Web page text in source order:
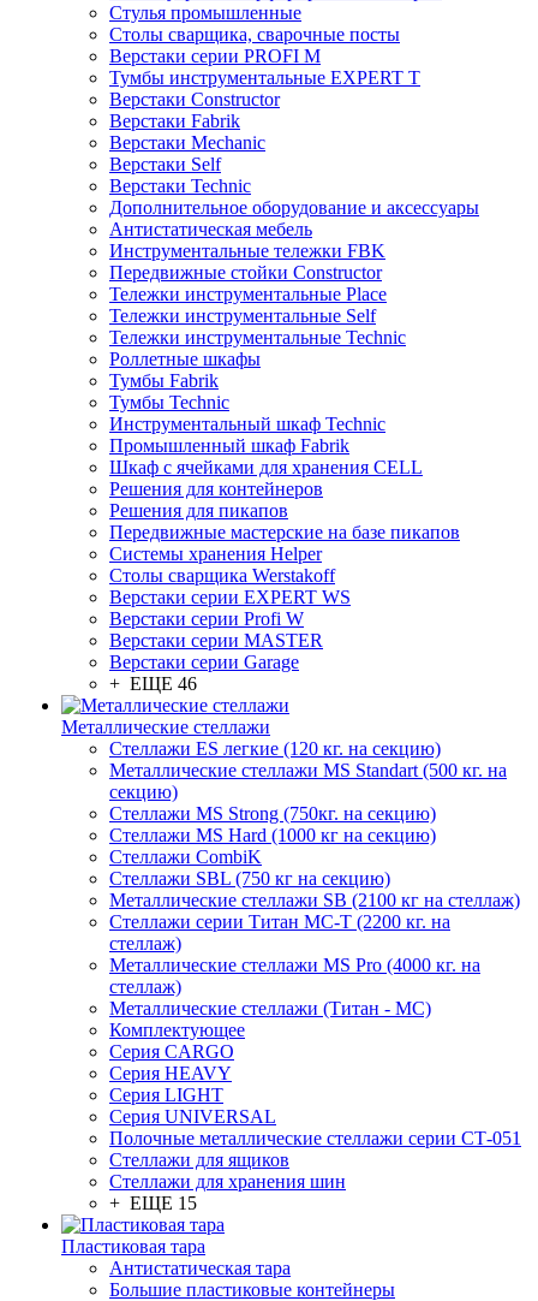
Стулья промышленные
Столы сварщика, сварочные посты
Верстаки серии PROFI M
Тумбы инструментальные EXPERT T
Верстаки Constructor
Верстаки Fabrik
Верстаки Mechanic
Верстаки Self
Верстаки Technic
Дополнительное оборудование и аксессуары
Антистатическая мебель
Инструментальные тележки FBK
Передвижные стойки Constructor
Тележки инструментальные Place
Тележки инструментальные Self
Тележки инструментальные Technic
Роллетные шкафы
Тумбы Fabrik
Тумбы Technic
Инструментальный шкаф Technic
Промышленный шкаф Fabrik
Шкаф с ячейками для хранения CELL
Решения для контейнеров
Решения для пикапов
Передвижные мастерские на базе пикапов
Системы хранения Helper
Столы сварщика Werstakoff
Верстаки серии EXPERT WS
Верстаки серии Profi W
Верстаки серии MASTER
Верстаки серии Garage
+ ЕЩЕ 46
Металлические стеллажи
Стеллажи ES легкие (120 кг. на секцию)
Металлические стеллажи MS Standart (500 кг. на
секцию)
Стеллажи MS Strong (750кг. на секцию)
Стеллажи MS Hard (1000 кг на секцию)
Стеллажи CombiK
Стеллажи SBL (750 кг на секцию)
Металлические стеллажи SB (2100 кг на стеллаж)
Стеллажи серии Титан МС-Т (2200 кг. на
стеллаж)
Металлические стеллажи MS Pro (4000 кг. на
стеллаж)
Металлические стеллажи (Титан - МС)
Комплектующее
Серия CARGO
Серия HEAVY
Серия LIGHT
Серия UNIVERSAL
Полочные металлические стеллажи серии СТ-051
Стеллажи для ящиков
Стеллажи для хранения шин
+ ЕЩЕ 15
Пластиковая тара
Антистатическая тара
Большие пластиковые контейнеры